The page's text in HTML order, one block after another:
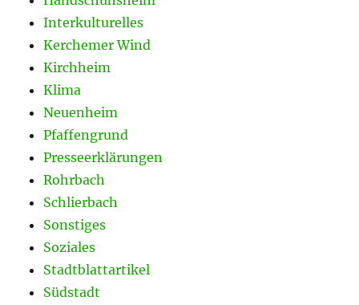
Interkulturelles
Kerchemer Wind
Kirchheim
Klima
Neuenheim
Pfaffengrund
Presseerklärungen
Rohrbach
Schlierbach
Sonstiges
Soziales
Stadtblattartikel
Südstadt